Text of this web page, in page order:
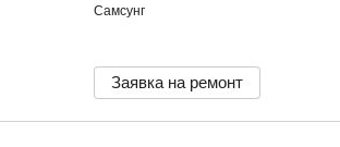
Самсунг
Заявка на ремонт